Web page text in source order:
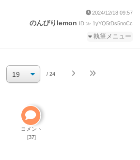
2024/12/18 09:57
のんびりlemon ID:≫ 1yYQ5tDs5noCc
執筆メニュー
続きを執筆
/ 24
コメント
[37]